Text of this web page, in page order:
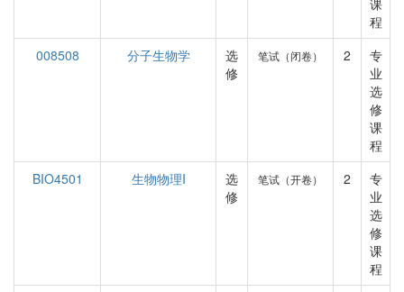
课
程
008508
分子生物学
选
修
笔试（闭卷） 2
专
业
选
修
课
程
BIO4501
生物物理I
选
修
笔试（开卷） 2
专
业
选
修
课
程